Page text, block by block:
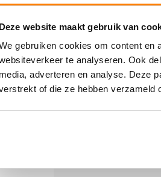
Deze website maakt gebruik van
gebruiken cookies om content en
te analyseren. Ook
media, adverteren en analyse. Deze
of die ze hebben verzameld
bekeken